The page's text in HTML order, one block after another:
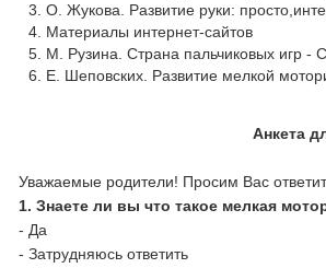
О. Жукова. Развитие руки:
Материалы интернет-сайтов
М. Рузина. Страна пальчиковых игр -
Е. Шеповских. Развитие мелкой
Анкета
Уважаемые родители! Просим Вас
1.Знаете ли вы что такое мелкая
- Да
- Затрудняюсь ответить